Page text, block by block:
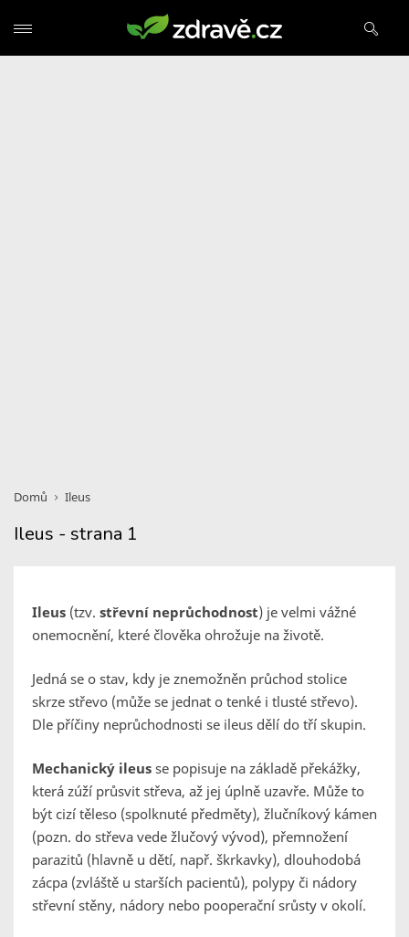
Domů Ileus
Ileus - strana 1
Ileus (tzv. střevní neprůchodnost) je velmi vážné
onemocnění, které člověka ohrožuje na životě.
Jedná se o stav, kdy je znemožněn průchod stolice
skrze střevo (může se jednat o tenké i tlusté střevo).
Dle příčiny neprůchodnosti se ileus dělí do tří skupin.
Mechanický ileus se popisuje na základě překážky,
která zúží průsvit střeva, až jej úplně uzavře. Může to
být cizí těleso (spolknuté předměty), žlučníkový kámen
(pozn. do střeva vede žlučový vývod), přemnožení
parazitů (hlavně u dětí, např. škrkavky), dlouhodobá
zácpa (zvláště u starších pacientů), polypy či nádory
střevní stěny, nádory nebo pooperační srůsty v okolí.